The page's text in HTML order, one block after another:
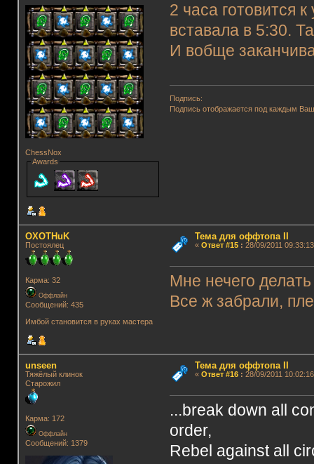
ChessNox
Awards
2 часа готовится
вставала в 5:30.
И вобще
Подпись:
Подпись отображается под каждым
OXOTHuK
Постоялец
Карма: 32
Оффлайн
Сообщений: 435
Имбой становится в руках мастера
Тема для оффтопа II
« Ответ #15: 28/09/2011
Мне нечего
Все ж забрали,
unseen
Тяжёлый клинок
Старожил
Карма: 172
Оффлайн
Сообщений: 1379
Тема для оффтопа II
« Ответ #16: 28/09/2011
...break down all
order,
Rebel against all